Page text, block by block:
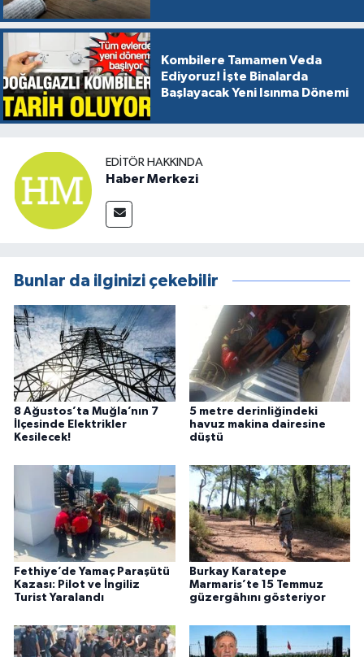
Kombilere Tamamen Veda
Ediyoruz! İşte Binalarda
Başlayacak Yeni Isınma Dönemi
EDITÖR HAKKINDA
Haber Merkezi
Bunlar da ilginizi çekebilir
8 Ağustos’ta Muğla’nın 7
İlçesinde Elektrikler
Kesilecek!
5 metre derinliğindeki
havuz makina dairesine
düştü
Fethiye’de Yamaç Paraşütü
Kazası: Pilot ve İngiliz
Turist Yaralandı
Burkay Karatepe
Marmaris’te 15 Temmuz
güzergâhını gösteriyor